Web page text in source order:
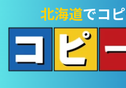
北海道でコ